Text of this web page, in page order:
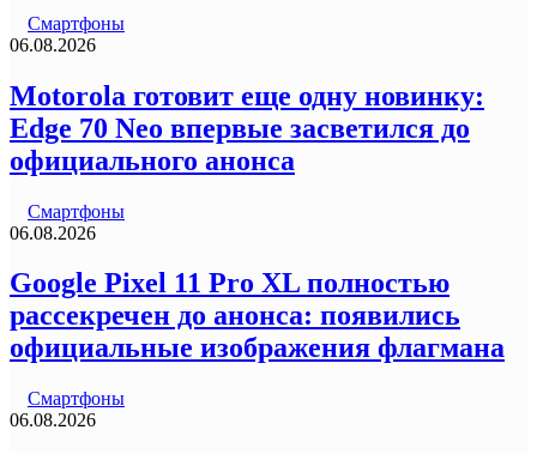
Смартфоны
06.08.2026
Motorola готовит еще одну новинку:
Edge 70 Neo впервые засветился до
официального анонса
Смартфоны
06.08.2026
Google Pixel 11 Pro XL полностью
рассекречен до анонса: появились
официальные изображения флагмана
Смартфоны
06.08.2026